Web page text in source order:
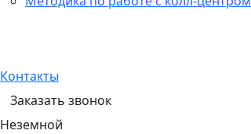
Контакты
Заказать звонок
Неземной